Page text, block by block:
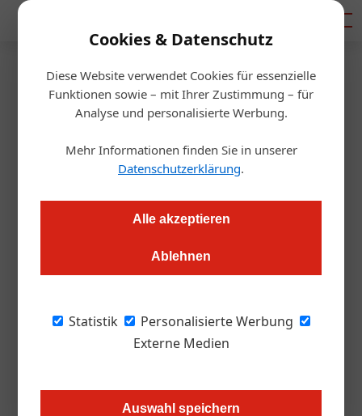
Cookies & Datenschutz
Diese Website verwendet Cookies für essenzielle
Funktionen sowie – mit Ihrer Zustimmung – für
Analyse und personalisierte Werbung.
Mehr Informationen finden Sie in unserer
Datenschutzerklärung.
Alle akzeptieren
Ablehnen
Statistik
Personalisierte Werbung
Externe Medien
Auswahl speichern
Artikel von Von: Ruth
Becher
Von: Ruth Becher